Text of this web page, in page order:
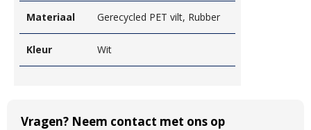
Materiaal Gerecycled PET vilt, Rubber
Kleur Wit
Vragen? Neem contact met ons op